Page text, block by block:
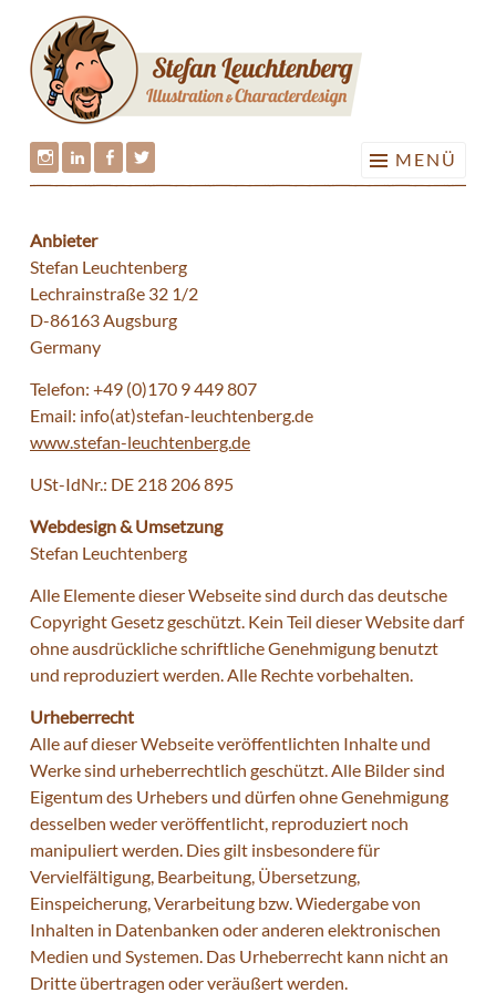
Springe
zum
Inhalt
MENÜ
Stefan
auf
Instagram
Stefan
auf
LinkedIn
Stefan
auf
Facebook
Stefan
Twitter
Anbieter
Stefan Leuchtenberg
Lechrainstraße 32 1/2
D-86163 Augsburg
Germany
Telefon: +49 (0)170 9 449 807
Email: info(at)stefan-leuchtenberg.de
www.stefan-leuchtenberg.de
USt-IdNr.: DE 218 206 895
Webdesign & Umsetzung
Stefan Leuchtenberg
Alle Elemente dieser Webseite sind durch das deutsche
Copyright Gesetz geschützt. Kein Teil dieser Website darf
ohne ausdrückliche schriftliche Genehmigung benutzt
und reproduziert werden. Alle Rechte vorbehalten.
Urheberrecht
Alle auf dieser Webseite veröffentlichten Inhalte und
Werke sind urheberrechtlich geschützt. Alle Bilder sind
Eigentum des Urhebers und dürfen ohne Genehmigung
desselben weder veröffentlicht, reproduziert noch
manipuliert werden. Dies gilt insbesondere für
Vervielfältigung, Bearbeitung, Übersetzung,
Einspeicherung, Verarbeitung bzw. Wiedergabe von
Inhalten in Datenbanken oder anderen elektronischen
Medien und Systemen. Das Urheberrecht kann nicht an
Dritte übertragen oder veräußert werden.